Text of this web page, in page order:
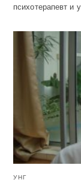
психотерапевт и
УНГ